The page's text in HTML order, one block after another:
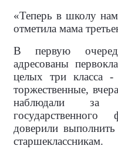
«Теперь в школу
отметила мама
В первую
адресованы
целых три класса
торжественные,
наблюдали за
доверили
старшеклассникам.